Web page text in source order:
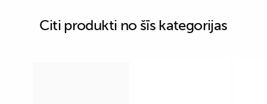
Citi produkti no šīs kategorijas